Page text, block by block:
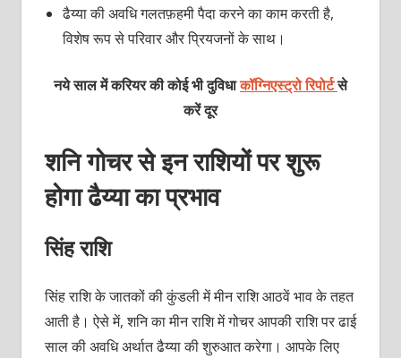
ढैय्या की अवधि गलतफ़हमी पैदा करने का काम करती है,
विशेष रूप से परिवार और प्रियजनों के साथ।
नये साल में करियर की कोई भी दुविधाकॉग्निएस्ट्रो रिपोर्टसे
करें दूर
शनि गोचर से इन राशियों पर शुरू
होगा ढैय्या का प्रभाव
सिंह राशि
सिंह राशि के जातकों की कुंडली में मीन राशि आठवें भाव के तहत
आती है। ऐसे में, शनि का मीन राशि में गोचर आपकी राशि पर ढाई
साल की अवधि अर्थात ढैय्या की शुरुआत करेगा। आपके लिए